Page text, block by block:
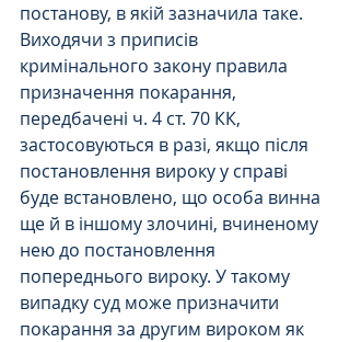
постанову, в якій зазначила таке.
Виходячи з приписів
кримінального закону правила
призначення покарання,
передбачені ч. 4 ст. 70 КК,
застосовуються в разі, якщо після
постановлення вироку у справі
буде встановлено, що особа винна
ще й в іншому злочині, вчиненому
нею до постановлення
попереднього вироку. У такому
випадку суд може призначити
покарання за другим вироком як